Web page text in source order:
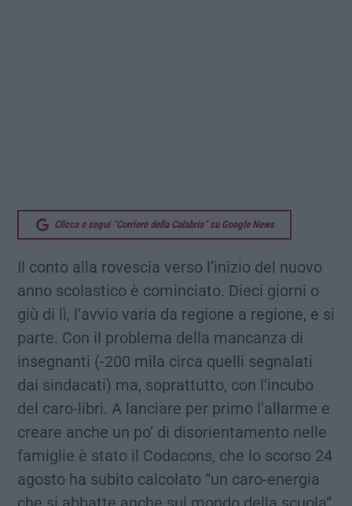
Clicca e segui “Corriere della Calabria” su Google News
Il conto alla rovescia verso l’inizio del nuovo
anno scolastico è cominciato. Dieci giorni o
giù di lì, l’avvio varia da regione a regione, e si
parte. Con il problema della mancanza di
insegnanti (-200 mila circa quelli segnalati
dai sindacati) ma, soprattutto, con l’incubo
del caro-libri. A lanciare per primo l’allarme e
creare anche un po’ di disorientamento nelle
famiglie è stato il Codacons, che lo scorso 24
agosto ha subito calcolato “un caro-energia